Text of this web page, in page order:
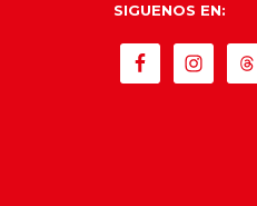
SIGUENOS EN: